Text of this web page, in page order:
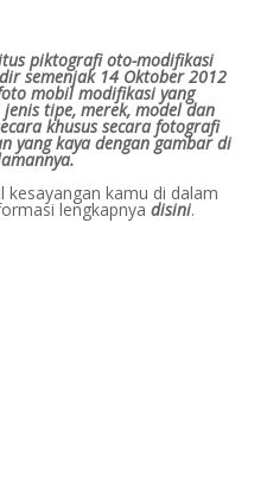
piktografi oto-modifikasi
semenjak 14 Oktober 2012
mobil modifikasi yang
tipe, merek, model dan
khusus secara fotografi
yang kaya dengan gambar di
kamu di dalam
lengkapnya disini.